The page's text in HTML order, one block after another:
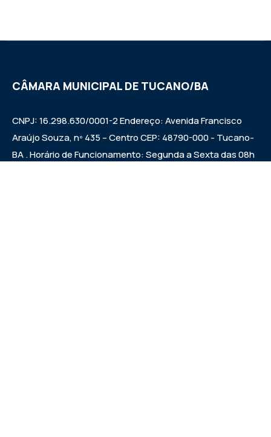
CÂMARA MUNICIPAL DE TUCANO/BA
CNPJ: 16.298.630/0001-2 Endereço: Avenida Francisco
Araújo Souza, nº 435 – Centro CEP: 48790-000 - Tucano-
BA . Horário de Funcionamento: Segunda a Sexta das 08h